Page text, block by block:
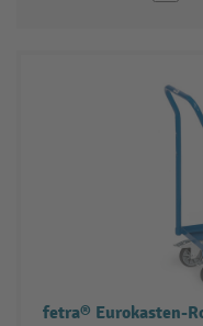
fetra® Eurokasten-